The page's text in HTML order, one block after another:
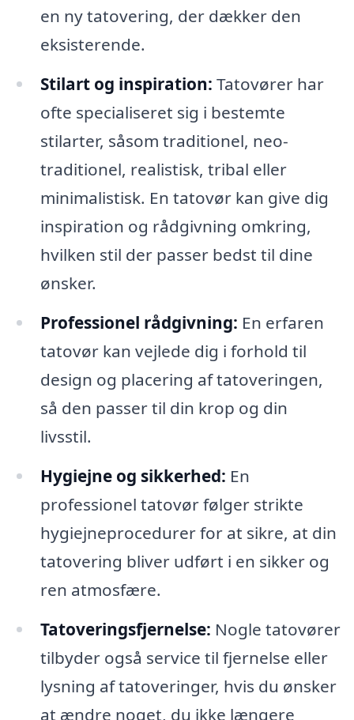
en ny tatovering, der dækker den
eksisterende.
Stilart og inspiration: Tatovører har
ofte specialiseret sig i bestemte
stilarter, såsom traditionel, neo-
traditionel, realistisk, tribal eller
minimalistisk. En tatovør kan give dig
inspiration og rådgivning omkring,
hvilken stil der passer bedst til dine
ønsker.
Professionel rådgivning: En erfaren
tatovør kan vejlede dig i forhold til
design og placering af tatoveringen,
så den passer til din krop og din
livsstil.
Hygiejne og sikkerhed: En
professionel tatovør følger strikte
hygiejneprocedurer for at sikre, at din
tatovering bliver udført i en sikker og
ren atmosfære.
Tatoveringsfjernelse: Nogle tatovører
tilbyder også service til fjernelse eller
lysning af tatoveringer, hvis du ønsker
at ændre noget, du ikke længere